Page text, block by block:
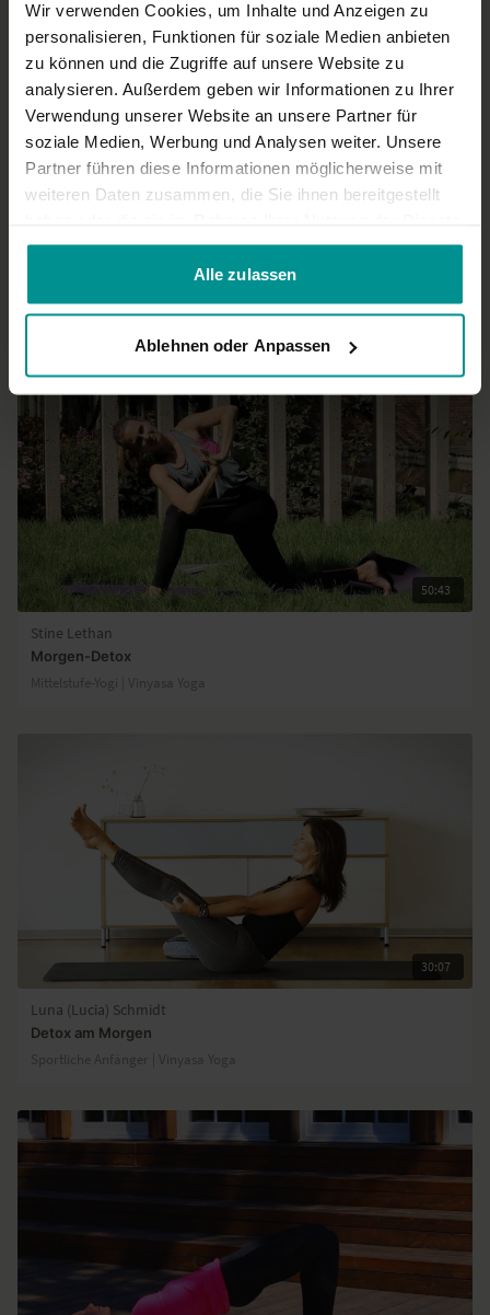
Wir verwenden Cookies, um Inhalte und Anzeigen zu
personalisieren, Funktionen für soziale Medien anbieten
zu können und die Zugriffe auf unsere Website zu
analysieren. Außerdem geben wir Informationen zu Ihrer
Verwendung unserer Website an unsere Partner für
soziale Medien, Werbung und Analysen weiter. Unsere
Partner führen diese Informationen möglicherweise mit
weiteren Daten zusammen, die Sie ihnen bereitgestellt
gesammelt haben.
Alle zulassen
Ablehnen oder Anpassen
Zu viel Hund und Bretthaltung
0
Christina L. Dezember 20, 2024
Love it!
0
Ähnliche Videos
50:43
Stine Lethan
Morgen-Detox
Mittelstufe-Yogi | Vinyasa Yoga
30:07
Luna (Lucia) Schmidt
Detox am Morgen
Sportliche Anfänger | Vinyasa Yoga